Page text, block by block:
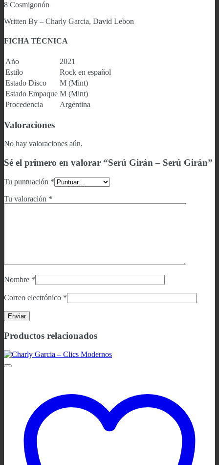
8 Cosmigonón
Written By – Charly Garcia, David Lebon
FICHA TÉCNICA
Año
2021
Estilo
Rock en español
Estado Disco
M (Mint)
Estado Empaque M (Mint)
Procedencia
Argentina
Valoraciones
No hay valoraciones aún.
Sé el primero en valorar “Serú Girán – Serú Girán”
Tu puntuación *
Tu valoración *
Nombre *
Correo electrónico *
Productos relacionados